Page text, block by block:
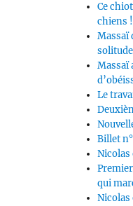
Ce
chiens !
Massaï
solitude
Massaï
Le
Billet
Nicolas
qui
Nicolas